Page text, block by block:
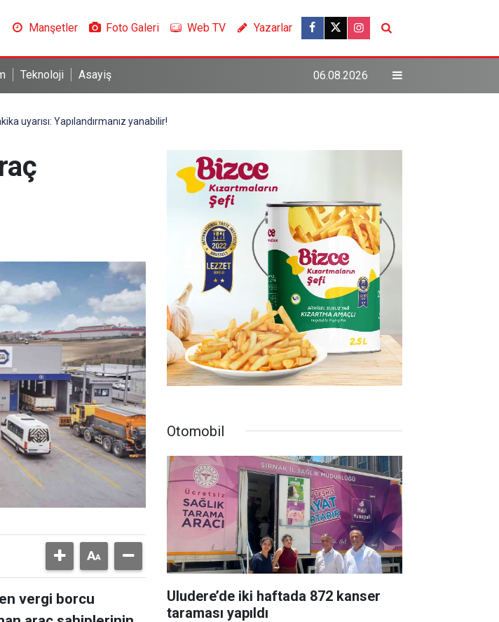
Manşetler Foto Galeri Web TV Yazarlar
Teknoloji Asayiş 06.08.2026
uyarısı: Yapılandırmanız yanabilir!
vergi borcu
Otomobil
Uludere’de iki haftada 872 kanser
taraması yapıldı